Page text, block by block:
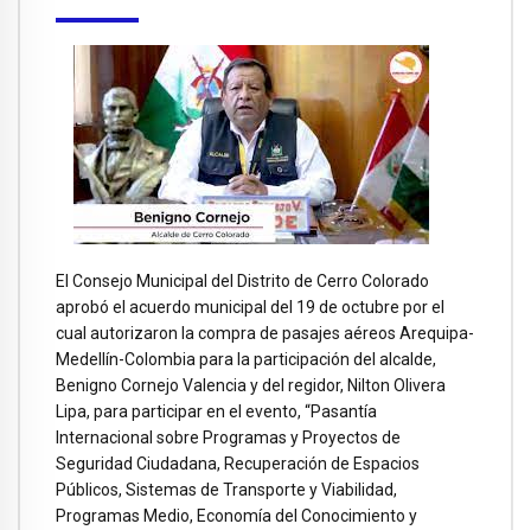
El Consejo Municipal del Distrito de Cerro Colorado
aprobó el acuerdo municipal del 19 de octubre por el
cual autorizaron la compra de pasajes aéreos Arequipa-
Medellín-Colombia para la participación del alcalde,
Benigno Cornejo Valencia y del regidor, Nilton Olivera
Lipa, para participar en el evento, “Pasantía
Internacional sobre Programas y Proyectos de
Seguridad Ciudadana, Recuperación de Espacios
Públicos, Sistemas de Transporte y Viabilidad,
Programas Medio, Economía del Conocimiento y